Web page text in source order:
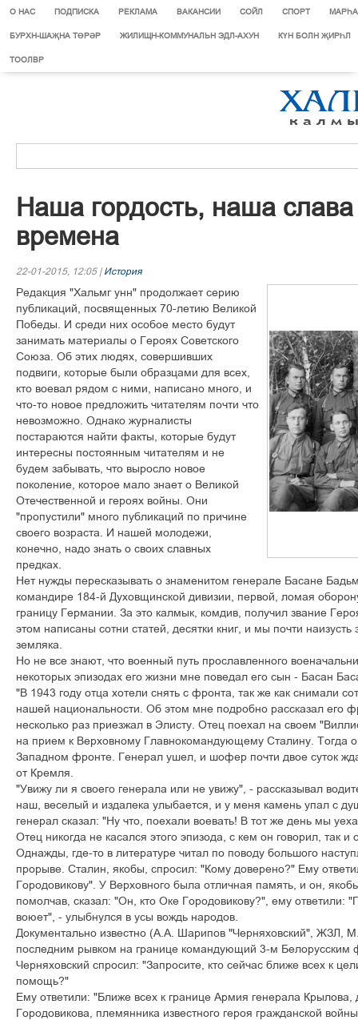
О НАС ПОДПИСКА РЕКЛАМА ВАКАНСИИ СОЙЛ СПОРТ
БУРХН-ШАҖНА ТӨРӘР ЖИЛИЩН-КОММУНАЛЬН ЭДЛ-АХУН КҮН БОЛН ҖИРҺЛ
ТООЛВР
Наша гордость, наша
времена
22-01-2015, 12:05 | История
Редакция "Хальмг унн" продолжает серию
публикаций, посвященных 70-летию Великой
Победы. И среди них особое место будут
занимать материалы о Героях Советского
Союза. Об этих людях, совершивших
подвиги, которые были образцами для всех,
кто воевал рядом с ними, написано много, и
что-то новое предложить читателям почти что
невозможно. Однако журналисты
постараются найти факты, которые будут
интересны постоянным читателям и не
будем забывать, что выросло новое
поколение, которое мало знает о Великой
Отечественной и героях войны. Они
"пропустили" много публикаций по причине
своего возраста. И нашей молодежи,
конечно, надо знать о своих славных
предках.
Нет нужды пересказывать о знаменитом генерале Басане
командире 184-й Духовщинской дивизии, первой, ломая
границу Германии. За это калмык, комдив, получил звание
этом написаны сотни статей, десятки книг, и мы почти
земляка.
Но не все знают, что военный путь прославленного
некоторых эпизодах его жизни мне поведал его сын - Басан
"В 1943 году отца хотели снять с фронта, так же как снимали
нашей национальности. Об этом мне подробно рассказал его
несколько раз приезжал в Элисту. Отец поехал на своем
на прием к Верховному Главнокомандующему Сталину. Тогда
Западном фронте. Генерал ушел, и шофер почти двое суток
от Кремля.
"Увижу ли я своего генерала или не увижу", - рассказывал
наш, веселый и издалека улыбается, и у меня камень упал с
генерал сказал: "Ну что, поехали воевать! В тот же день мы
Отец никогда не касался этого эпизода, с кем он говорил, так и
Однажды, где-то в литературе читал по поводу большого
прорыве. Сталин, якобы, спросил: "Кому доверено?" Ему
Городовикову". У Верховного была отличная память, и он,
помолчав, сказал: "Он, кто Оке Городовикову?", ему ответили:
воюет", - улыбнулся в усы вождь народов.
Документально известно (А.А. Шарипов "Черняховский", ЖЗЛ,
последним рывком на границе командующий 3-м Белорусским
Черняховский спросил: "Запросите, кто сейчас ближе всех к
помощь?"
Ему ответили: "Ближе всех к границе Армия генерала Крылова,
Городовикова, племянника известного героя гражданской